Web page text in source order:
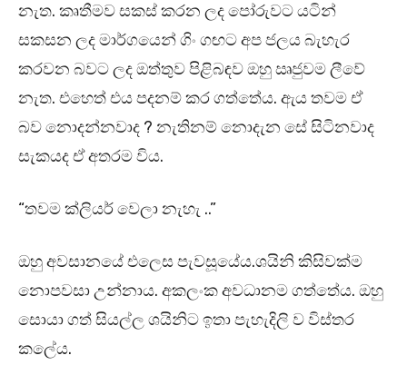
නැත. කෘතීමව සකස් කරන ලද පෝරුවට යටින්
සකසන ලද මාර්ගයෙන් ගිං ගඟට අප ජලය බැහැර
කරවන බවට ලද ඔත්තුව පිළිබඳව ඔහු ඍජුවම ලීවේ
නැත. එහෙත් එය පදනම් කර ගත්තේය. ඇය තවම ඒ
බව නොදන්නවාද ? නැතිනම් නොදැන සේ සිටිනවාද
සැකයද ඒ අතරම විය.
“තවම ක්ලියර් වෙලා නැහැ ..”
ඔහු අවසානයේ එලෙස පැවසූයේය.ශයිනි කිසිවක්ම
නොපවසා උන්නාය. අකලංක අවධානම ගත්තේය. ඔහු
සොයා ගත් සියල්ල ශයිනිට ඉතා පැහැදිලි ව විස්තර
කලේය.